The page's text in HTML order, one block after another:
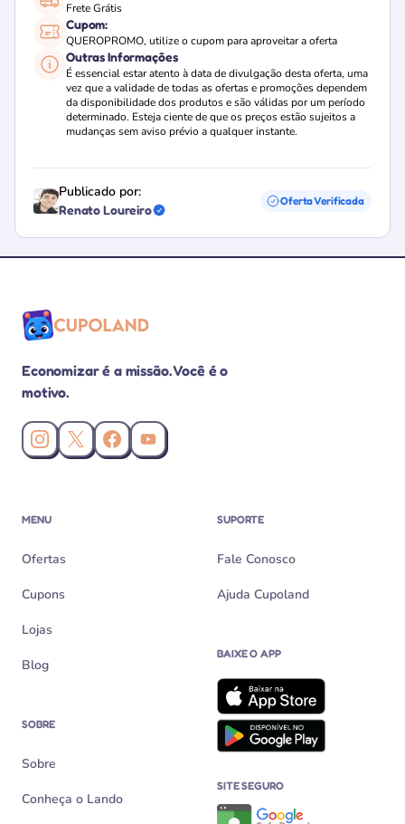
Frete Grátis
Cupom:
QUEROPROMO, utilize o cupom para aproveitar a oferta
Outras Informações
É essencial estar atento à data de divulgação desta oferta, uma
vez que a validade de todas as ofertas e promoções dependem
da disponibilidade dos produtos e são válidas por um período
determinado. Esteja ciente de que os preços estão sujeitos a
mudanças sem aviso prévio a qualquer instante.
Publicado por:
Renato LoureiroLoja verificada
Oferta Verificada
Economizar é a missão. Você é o
motivo.
Instagram da Cupoland
X (Twitter) da Cupoland
Facebook da Cupoland
Canal da Cupoland no YouTube
MENU
Ofertas
Cupons
Lojas
Blog
SOBRE
Sobre
Conheça o Lando
SUPORTE
Fale Conosco
Ajuda Cupoland
BAIXE O APP
SITE SEGURO
Verificação de site seguro